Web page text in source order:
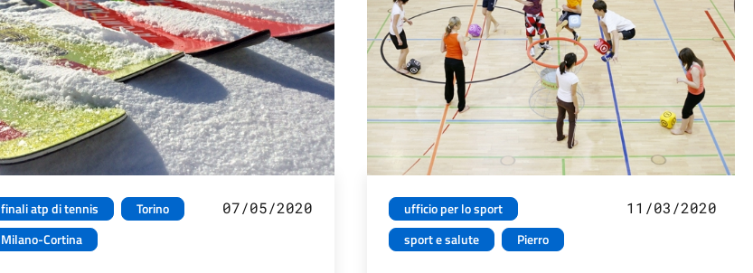
finali atp di tennis
Torino
Milano-Cortina
07/05/2020
ufficio per lo sport
sport e salute
Pierro
11/03/2020